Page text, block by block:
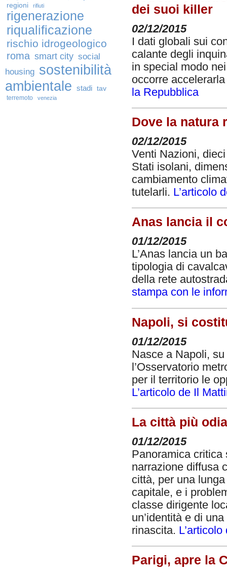
regioni rifiuti
rigenerazione
riqualificazione
rischio idrogeologico
roma smart city social
housing sostenibilità
ambientale stadi tav
terremoto venezia
dei suoi killer
02/12/2015
I dati globali sui
calante degli
in special modo
occorre
la Repubblica
Dove la natura
02/12/2015
Venti Nazioni,
Stati isolani,
cambiamento
tutelarli. L’articolo
Anas lancia il
01/12/2015
L’Anas lancia un
tipologia di
della rete
stampa con le
Napoli, si
01/12/2015
Nasce a Napoli,
l’Osservatorio
per il territorio le
L’articolo de Il
La città più
01/12/2015
Panoramica critica
narrazione diffusa
città, per una
capitale, e i
classe dirigente
un’identità e di
rinascita.
Parigi, apre la